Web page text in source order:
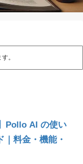
。
Pollo AI の使い
｜料金・機能・